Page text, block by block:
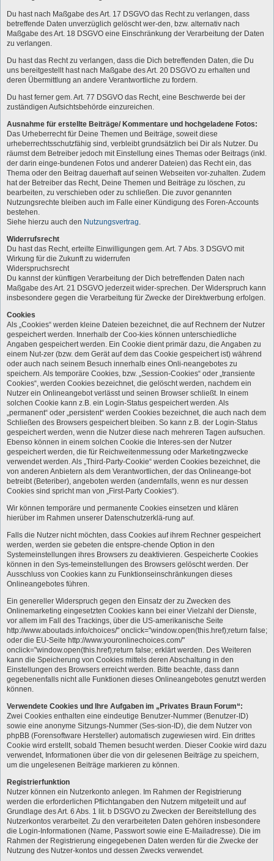
Du hast nach Maßgabe des Art. 17 DSGVO das Recht zu verlangen, dass
betreffende Daten unverzüglich gelöscht wer-den, bzw. alternativ nach
Maßgabe des Art. 18 DSGVO eine Einschränkung der Verarbeitung der Daten
zu verlangen.
Du hast das Recht zu verlangen, dass die Dich betreffenden Daten, die Du
uns bereitgestellt hast nach Maßgabe des Art. 20 DSGVO zu erhalten und
deren Übermittlung an andere Verantwortliche zu fordern.
Du hast ferner gem. Art. 77 DSGVO das Recht, eine Beschwerde bei der
zuständigen Aufsichtsbehörde einzureichen.
Ausnahme für erstellte Beiträge/ Kommentare und hochgeladene Fotos:
Das Urheberrecht für Deine Themen und Beiträge, soweit diese
urheberrechtsschutzfähig sind, verbleibt grundsätzlich bei Dir als Nutzer. Du
räumst dem Betreiber jedoch mit Einstellung eines Themas oder Beitrags (inkl.
der darin einge-bundenen Fotos und anderer Dateien) das Recht ein, das
Thema oder den Beitrag dauerhaft auf seinen Webseiten vor-zuhalten. Zudem
hat der Betreiber das Recht, Deine Themen und Beiträge zu löschen, zu
bearbeiten, zu verschieben oder zu schließen. Die zuvor genannten
Nutzungsrechte bleiben auch im Falle einer Kündigung des Foren-Accounts
bestehen.
Siehe hierzu auch den Nutzungsvertrag
Widerrufsrecht
Du hast das Recht, erteilte Einwilligungen gem. Art. 7 Abs. 3 DSGVO mit
Wirkung für die Zukunft zu widerrufen
Widerspruchsrecht
Du kannst der künftigen Verarbeitung der Dich betreffenden Daten nach
Maßgabe des Art. 21 DSGVO jederzeit wider-sprechen. Der Widerspruch kann
insbesondere gegen die Verarbeitung für Zwecke der Direktwerbung erfolgen.
Cookies
Als „Cookies“ werden kleine Dateien bezeichnet, die auf Rechnern der Nutzer
gespeichert werden. Innerhalb der Coo-kies können unterschiedliche
Angaben gespeichert werden. Ein Cookie dient primär dazu, die Angaben zu
einem Nut-zer (bzw. dem Gerät auf dem das Cookie gespeichert ist) während
oder auch nach seinem Besuch innerhalb eines Onli-neangebotes zu
speichern. Als temporäre Cookies, bzw. „Session-Cookies“ oder „transiente
Cookies“, werden Cookies bezeichnet, die gelöscht werden, nachdem ein
Nutzer ein Onlineangebot verlässt und seinen Browser schließt. In einem
solchen Cookie kann z.B. ein Login-Status gespeichert werden. Als
„permanent“ oder „persistent“ werden Cookies bezeichnet, die auch nach dem
Schließen des Browsers gespeichert bleiben. So kann z.B. der Login-Status
gespeichert werden, wenn die Nutzer diese nach mehreren Tagen aufsuchen.
Ebenso können in einem solchen Cookie die Interes-sen der Nutzer
gespeichert werden, die für Reichweitenmessung oder Marketingzwecke
verwendet werden. Als „Third-Party-Cookie“ werden Cookies bezeichnet, die
von anderen Anbietern als dem Verantwortlichen, der das Onlineange-bot
betreibt (Beteriber), angeboten werden (andernfalls, wenn es nur dessen
Cookies sind spricht man von „First-Party Cookies“).
Wir können temporäre und permanente Cookies einsetzen und klären
hierüber im Rahmen unserer Datenschutzerklä-rung auf.
Falls die Nutzer nicht möchten, dass Cookies auf ihrem Rechner gespeichert
werden, werden sie gebeten die entspre-chende Option in den
Systemeinstellungen ihres Browsers zu deaktivieren. Gespeicherte Cookies
können in den Sys-temeinstellungen des Browsers gelöscht werden. Der
Ausschluss von Cookies kann zu Funktionseinschränkungen dieses
Onlineangebotes führen.
Ein genereller Widerspruch gegen den Einsatz der zu Zwecken des
Onlinemarketing eingesetzten Cookies kann bei einer Vielzahl der Dienste,
vor allem im Fall des Trackings, über die US-amerikanische Seite
http://www.aboutads.info/choices/" onclick="window.open(this.href);return false;
oder die EU-Seite http://www.youronlinechoices.com/"
onclick="window.open(this.href);return false; erklärt werden. Des Weiteren
kann die Speicherung von Cookies mittels deren Abschaltung in den
Einstellungen des Browsers erreicht werden. Bitte beachte, dass dann
gegebenenfalls nicht alle Funktionen dieses Onlineangebotes genutzt werden
können.
Verwendete Cookies und Ihre Aufgaben im „Privates Braun Forum“:
Zwei Cookies enthalten eine eindeutige Benutzer-Nummer (Benutzer-ID)
sowie eine anonyme Sitzungs-Nummer (Ses-sion-ID), die dem Nutzer von
phpBB (Forensoftware Hersteller) automatisch zugewiesen wird. Ein drittes
Cookie wird erstellt, sobald Themen besucht werden. Dieser Cookie wird dazu
verwendet, Informationen über die von dir gelesenen Beiträge zu speichern,
um die ungelesenen Beiträge markieren zu können.
Registrierfunktion
Nutzer können ein Nutzerkonto anlegen. Im Rahmen der Registrierung
werden die erforderlichen Pflichtangaben den Nutzern mitgeteilt und auf
Grundlage des Art. 6 Abs. 1 lit. b DSGVO zu Zwecken der Bereitstellung des
Nutzerkontos verarbeitet. Zu den verarbeiteten Daten gehören insbesondere
die Login-Informationen (Name, Passwort sowie eine E-Mailadresse). Die im
Rahmen der Registrierung eingegebenen Daten werden für die Zwecke der
Nutzung des Nutzer-kontos und dessen Zwecks verwendet.